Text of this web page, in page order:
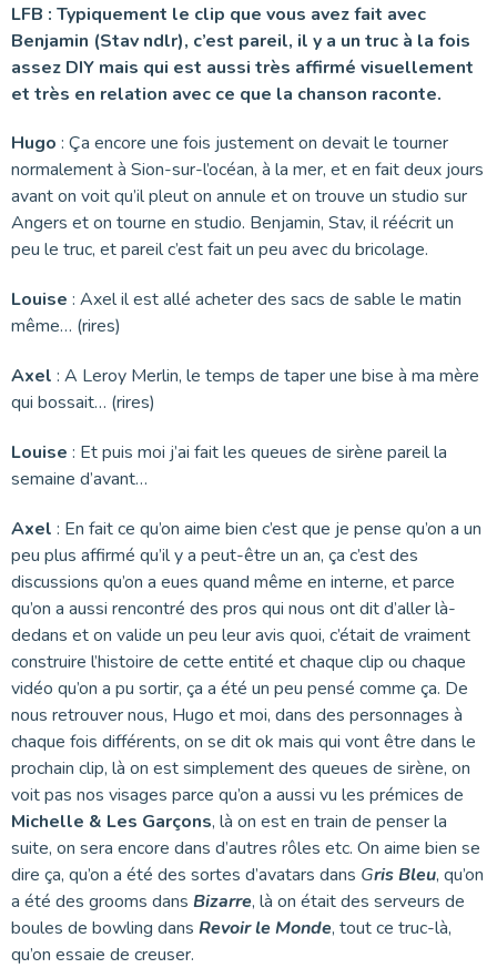
LFB : Typiquement le clip que vous avez fait avec
Benjamin (Stav ndlr), c’est pareil, il y a un truc à la fois
assez DIY mais qui est aussi très affirmé visuellement
et très en relation avec ce que la chanson raconte.
Hugo : Ça encore une fois justement on devait le tourner
normalement à Sion-sur-l’océan, à la mer, et en fait deux jours
avant on voit qu’il pleut on annule et on trouve un studio sur
Angers et on tourne en studio. Benjamin, Stav, il réécrit un
peu le truc, et pareil c’est fait un peu avec du bricolage.
Louise : Axel il est allé acheter des sacs de sable le matin
même… (rires)
Axel : A Leroy Merlin, le temps de taper une bise à ma mère
qui bossait… (rires)
Louise : Et puis moi j’ai fait les queues de sirène pareil la
semaine d’avant…
Axel : En fait ce qu’on aime bien c’est que je pense qu’on a un
peu plus affirmé qu’il y a peut-être un an, ça c’est des
discussions qu’on a eues quand même en interne, et parce
qu’on a aussi rencontré des pros qui nous ont dit d’aller là-
dedans et on valide un peu leur avis quoi, c’était de vraiment
construire l’histoire de cette entité et chaque clip ou chaque
vidéo qu’on a pu sortir, ça a été un peu pensé comme ça. De
nous retrouver nous, Hugo et moi, dans des personnages à
chaque fois différents, on se dit ok mais qui vont être dans le
prochain clip, là on est simplement des queues de sirène, on
voit pas nos visages parce qu’on a aussi vu les prémices de
Michelle & Les Garçons, là on est en train de penser la
suite, on sera encore dans d’autres rôles etc. On aime bien se
dire ça, qu’on a été des sortes d’avatars dans Gris Bleu, qu’on
a été des grooms dans Bizarre, là on était des serveurs de
boules de bowling dans Revoir le Monde, tout ce truc-là,
qu’on essaie de creuser.